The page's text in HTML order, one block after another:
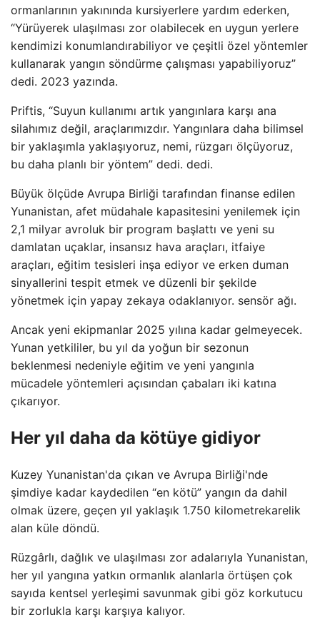
ormanlarının yakınında kursiyerlere yardım ederken,
“Yürüyerek ulaşılması zor olabilecek en uygun yerlere
kendimizi konumlandırabiliyor ve çeşitli özel yöntemler
kullanarak yangın söndürme çalışması yapabiliyoruz”
dedi. 2023 yazında.
Priftis, “Suyun kullanımı artık yangınlara karşı ana
silahımız değil, araçlarımızdır. Yangınlara daha bilimsel
bir yaklaşımla yaklaşıyoruz, nemi, rüzgarı ölçüyoruz,
bu daha planlı bir yöntem” dedi. dedi.
Büyük ölçüde Avrupa Birliği tarafından finanse edilen
Yunanistan, afet müdahale kapasitesini yenilemek için
2,1 milyar avroluk bir program başlattı ve yeni su
damlatan uçaklar, insansız hava araçları, itfaiye
araçları, eğitim tesisleri inşa ediyor ve erken duman
sinyallerini tespit etmek ve düzenli bir şekilde
yönetmek için yapay zekaya odaklanıyor. sensör ağı.
Ancak yeni ekipmanlar 2025 yılına kadar gelmeyecek.
Yunan yetkililer, bu yıl da yoğun bir sezonun
beklenmesi nedeniyle eğitim ve yeni yangınla
mücadele yöntemleri açısından çabaları iki katına
çıkarıyor.
Her yıl daha da kötüye gidiyor
Kuzey Yunanistan'da çıkan ve Avrupa Birliği'nde
şimdiye kadar kaydedilen “en kötü” yangın da dahil
olmak üzere, geçen yıl yaklaşık 1.750 kilometrekarelik
alan küle döndü.
Rüzgârlı, dağlık ve ulaşılması zor adalarıyla Yunanistan,
her yıl yangına yatkın ormanlık alanlarla örtüşen çok
sayıda kentsel yerleşimi savunmak gibi göz korkutucu
bir zorlukla karşı karşıya kalıyor.